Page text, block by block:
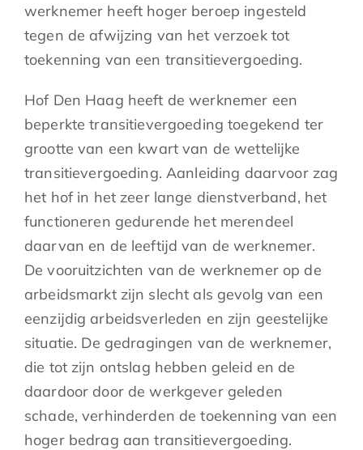
werknemer heeft hoger beroep ingesteld
tegen de afwijzing van het verzoek tot
toekenning van een transitievergoeding.
Hof Den Haag heeft de werknemer een
beperkte transitievergoeding toegekend ter
grootte van een kwart van de wettelijke
transitievergoeding. Aanleiding daarvoor zag
het hof in het zeer lange dienstverband, het
functioneren gedurende het merendeel
daarvan en de leeftijd van de werknemer.
De vooruitzichten van de werknemer op de
arbeidsmarkt zijn slecht als gevolg van een
eenzijdig arbeidsverleden en zijn geestelijke
situatie. De gedragingen van de werknemer,
die tot zijn ontslag hebben geleid en de
daardoor door de werkgever geleden
schade, verhinderden de toekenning van een
hoger bedrag aan transitievergoeding.